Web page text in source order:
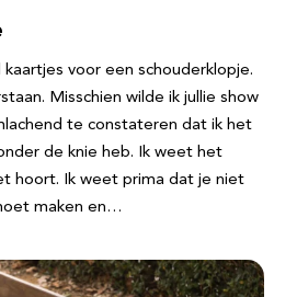
kaartjes voor een schouderklopje.
Misschien wilde ik jullie show
te constateren dat ik het
de knie heb. Ik weet het
hoort. Ik weet prima dat je niet
maken en…